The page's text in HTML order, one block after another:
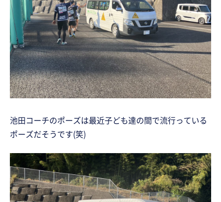
池田コーチのポーズは最近子ども達の間で流行っている
ポーズだそうです(笑)